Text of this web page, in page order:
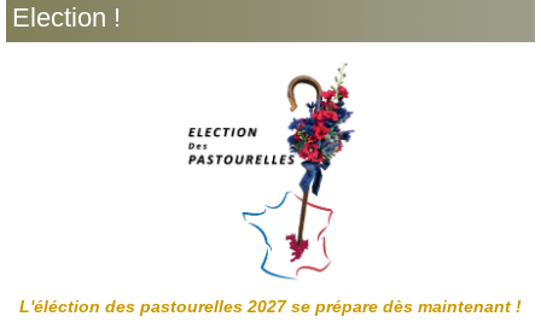
Election !
L'éléction des pastourelles 2027 se prépare dès maintenant !